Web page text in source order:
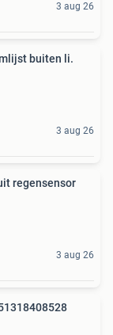
3 aug 26
buiten li.
3 aug 26
regensensor
3 aug 26